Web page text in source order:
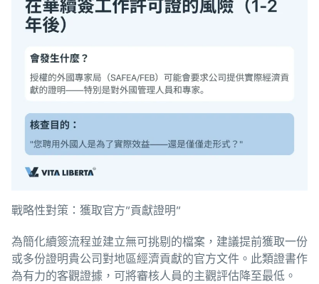
戰略性對策：獲取官方”貢獻證明”
為簡化續簽流程並建立無可挑剔的檔案，建議提前獲取一份
或多份證明貴公司對地區經濟貢獻的官方文件。此類證書作
為有力的客觀證據，可將審核人員的主觀評估降至最低。